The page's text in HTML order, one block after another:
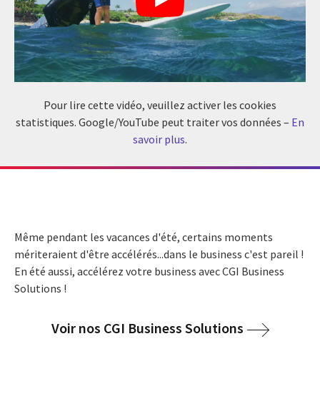
Pour lire cette vidéo, veuillez activer les cookies
statistiques. Google/YouTube peut traiter vos données – En
savoir plus.
Même pendant les vacances d'été, certains moments
mériteraient d'être accélérés...dans le business c'est pareil !
En été aussi, accélérez votre business avec CGI Business
Solutions !
Voir nos CGI Business Solutions